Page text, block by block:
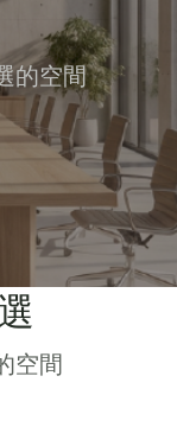
的空間
空間